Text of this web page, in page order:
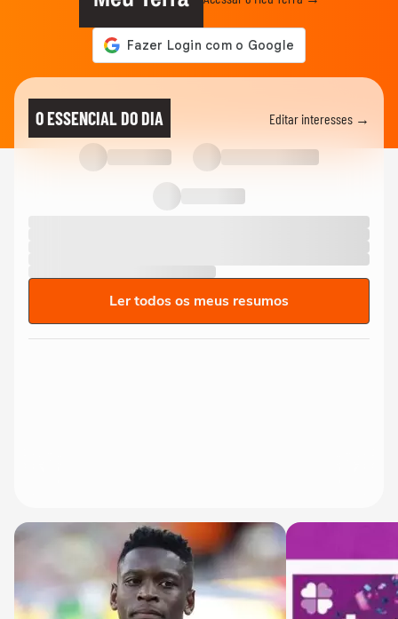
O ESSENCIAL DO DIA Editar interesses →
Ler todos os meus resumos